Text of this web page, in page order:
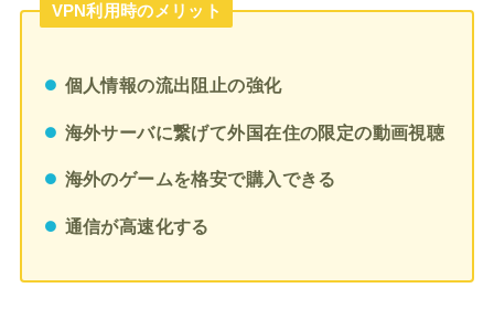
VPN利用時のメリット
個人情報の流出阻止の強化
海外サーバに繋げて外国在住の限定の動画視聴
海外のゲームを格安で購入できる
通信が高速化する